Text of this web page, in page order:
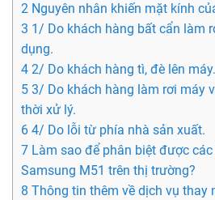
2 Nguyên nhân khiến mặt kính
3 1/ Do khách hàng bất cẩn làm
dụng.
4 2/ Do khách hàng tì, đè lên máy.
5 3/ Do khách hàng làm rơi máy
thời xử lý.
6 4/ Do lỗi từ phía nhà sản xuất.
7 Làm sao để phân biệt được
Samsung M51 trên thị trường?
8 Thông tin thêm về dịch vụ thay